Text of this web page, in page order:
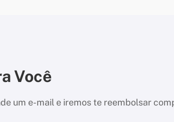
Você
um e-mail e iremos te reembolsar